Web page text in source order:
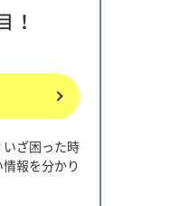
！
ざ困った時
報を分かり